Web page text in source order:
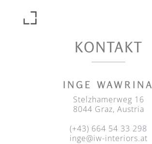
KONTAKT
INGE WAWRINA
Stelzhamerweg 16
8044 Graz, Austria
(+43) 664 54 33 298
inge@iw-interiors.at